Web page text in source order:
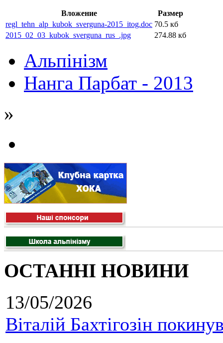
Вложение
Размер
regl_tehn_alp_kubok_sverguna-2015_itog.doc 70.5 кб
2015_02_03_kubok_sverguna_rus_.jpg
274.88 кб
Альпінізм
Нанга Парбат - 2013
»
ОСТАННІ НОВИНИ
13/05/2026
Віталій Бахтігозін